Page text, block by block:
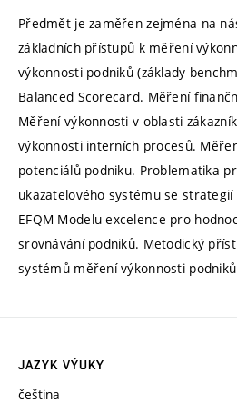
Předmět je zaměřen zejména na
základních přístupů k měření
výkonnosti podniků (základy
Balanced Scorecard. Měření
Měření výkonnosti v oblasti
výkonnosti interních procesů.
potenciálů podniku. Problematika
ukazatelového systému se
EFQM Modelu excelence pro
srovnávání podniků. Metodický
systémů měření výkonnosti
JAZYK VÝUKY
čeština